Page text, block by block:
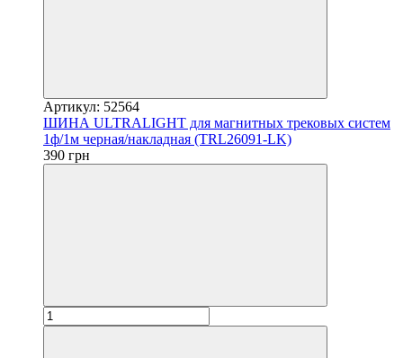
Артикул: 52564
ШИНА ULTRALIGHT для магнитных трековых систем
1ф/1м черная/накладная (TRL26091-LK)
390 грн